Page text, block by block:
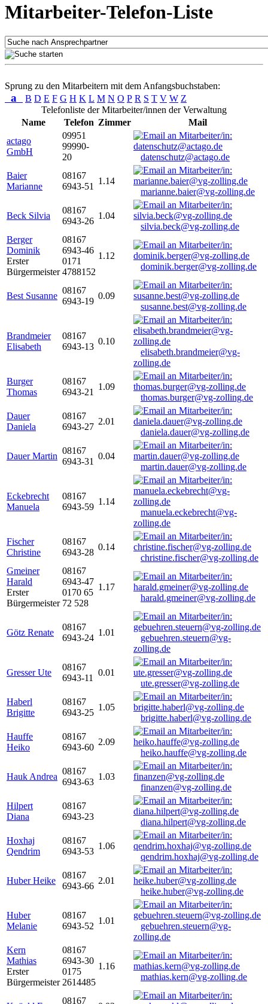
Mitarbeiter-Telefon-Liste
Sprung zu den Mitarbeitern mit dem Anfangsbuchstaben:
a B D E F G H K L M N O P R S T V W Z
Telefonliste der Mitarbeiter/innen der Verwaltung
Name
Telefon Zimmer
Mail
actago
GmbH
09951
99990-
20
datenschutz@actago.de
Baier
Marianne
08167
6943-51
1.14
marianne.baier@vg-zolling.de
Beck Silvia
08167
6943-26
1.04
silvia.beck@vg-zolling.de
Berger
Dominik
Erster
Bürgermeister
08167
6943-46
0171
4788152
1.12
dominik.berger@vg-zolling.de
Best Susanne
08167
6943-19
0.09
susanne.best@vg-zolling.de
Brandmeier
Elisabeth
08167
6943-13
0.10
elisabeth.brandmeier@vg-
zolling.de
Burger
Thomas
08167
6943-21
1.09
thomas.burger@vg-zolling.de
Dauer
Daniela
08167
6943-27
2.01
daniela.dauer@vg-zolling.de
Dauer Martin
08167
6943-31
0.04
martin.dauer@vg-zolling.de
Eckebrecht
Manuela
08167
6943-59
1.14
manuela.eckebrecht@vg-
zolling.de
Fischer
Christine
08167
6943-28
0.14
christine.fischer@vg-zolling.de
Gmeiner
Harald
Erster
Bürgermeister
08167
6943-47
0170 65
72 528
1.17
harald.gmeiner@vg-zolling.de
Götz Renate
08167
6943-24
1.01
gebuehren.steuern@vg-
zolling.de
Gresser Ute
08167
6943-11
0.01
ute.gresser@vg-zolling.de
Haberl
Brigitte
08167
6943-25
1.05
brigitte.haberl@vg-zolling.de
Hauffe
Heiko
08167
6943-60
2.09
heiko.hauffe@vg-zolling.de
Hauk Andrea
08167
6943-63
1.03
finanzen@vg-zolling.de
Hilpert
Diana
08167
6943-23
diana.hilpert@vg-zolling.de
Hoxhaj
Qendrim
08167
6943-53
1.06
qendrim.hoxhaj@vg-zolling.de
Huber Heike
08167
6943-66
2.01
heike.huber@vg-zolling.de
Huber
Melanie
08167
6943-52
1.01
gebuehren.steuern@vg-
zolling.de
Kern
Mathias
Erster
Bürgermeister
08167
6943-30
0175
2614485
1.16
mathias.kern@vg-zolling.de
08167